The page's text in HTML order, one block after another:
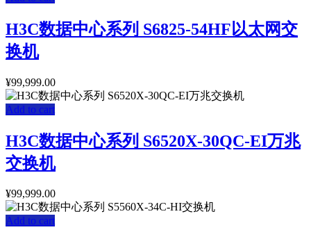
H3C数据中心系列 S6825-54HF以太网交
换机
¥99,999.00
Add to cart
H3C数据中心系列 S6520X-30QC-EI万兆
交换机
¥99,999.00
Add to cart